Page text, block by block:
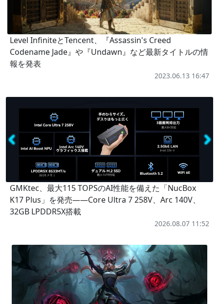
Level InfiniteとTencent、『Assassin's Creed
Codename Jade』や『Undawn』など最新タイトルの情
報を発表
2023.06.13 16:47
GMKtec、最大115 TOPSのAI性能を備えた「NucBox
K17 Plus」を発売――Core Ultra 7 258V、Arc 140V、
32GB LPDDR5X搭載
2026.08.07 11:52